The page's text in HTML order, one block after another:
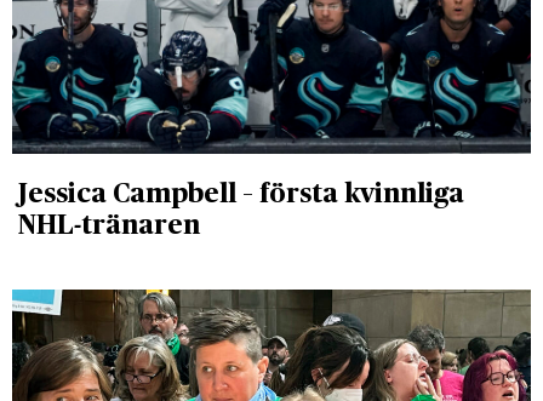
Jessica Campbell – första kvinnliga
NHL-tränaren